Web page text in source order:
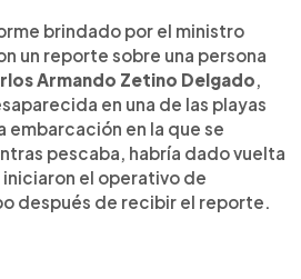
brindado por el ministro
un reporte sobre una persona
Armando Zetino Delgado,
en una de las playas
embarcación en la que se
pescaba, habría dado vuelta
el operativo de
después de recibir el reporte.